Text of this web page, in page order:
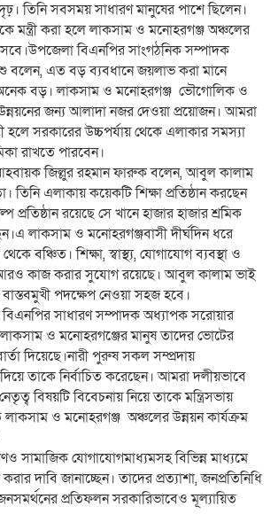
তিনি সবসময় সাধারণ মানুষের পাশে ছিলেন।
মন্ত্রী করা হলে লাকসাম ও মনোহরগঞ্জ অঞ্চলের
বিএনপির সাংগঠনিক সম্পাদক
বলেন, এত বড় ব্যবধানে জয়লাভ করা মানে
বড়। লাকসাম ও মনোহরগঞ্জ ভৌগোলিক ও
উন্নয়নের জন্য আলাদা নজর দেওয়া প্রয়োজন। আমরা
হলে সরকারের উচ্চপর্যায় থেকে এলাকার সমস্যা
রাখতে পারবেন।
জিল্লুর রহমান ফারুক বলেন, আবুল কালাম
তিনি এলাকায় কয়েকটি শিক্ষা প্রতিষ্ঠান করছেন
প্রতিষ্ঠান রয়েছে সে খানে হাজার হাজার শ্রমিক
লাকসাম ও মনোহরগঞ্জবাসী দীর্ঘদিন ধরে
বঞ্চিত। শিক্ষা, স্বাস্থ্য, যোগাযোগ ব্যবস্থা ও
আরও কাজ করার সুযোগ রয়েছে। আবুল কালাম ভাই
বাস্তবমুখী পদক্ষেপ নেওয়া সহজ হবে।
সাধারণ সম্পাদক অধ্যাপক সরোয়ার
ও মনোহরগঞ্জের মানুষ তাদের ভোটের
দিয়েছে।নারী পুরুষ সকল সম্প্রদায়
তাকে নির্বাচিত করেছেন। আমরা দলীয়ভাবে
বিষয়টি বিবেচনায় নিয়ে তাকে মন্ত্রিসভায়
লাকসাম ও মনোহরগঞ্জ অঞ্চলের উন্নয়ন কার্যক্রম
সামাজিক যোগাযোগমাধ্যমসহ বিভিন্ন মাধ্যমে
দাবি জানাচ্ছেন। তাদের প্রত্যাশা, জনপ্রতিনিধি
প্রতিফলন সরকারিভাবেও মূল্যায়িত